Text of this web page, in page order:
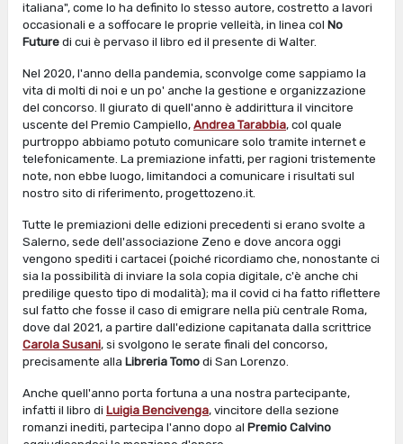
italiana", come lo ha definito lo stesso autore, costretto a lavori
occasionali e a soffocare le proprie velleità, in linea col No
Future di cui è pervaso il libro ed il presente di Walter.
Nel 2020, l'anno della pandemia, sconvolge come sappiamo la
vita di molti di noi e un po' anche la gestione e organizzazione
del concorso. Il giurato di quell'anno è addirittura il vincitore
uscente del Premio Campiello, Andrea Tarabbia, col quale
purtroppo abbiamo potuto comunicare solo tramite internet e
telefonicamente. La premiazione infatti, per ragioni tristemente
note, non ebbe luogo, limitandoci a comunicare i risultati sul
nostro sito di riferimento, progettozeno.it.
Tutte le premiazioni delle edizioni precedenti si erano svolte a
Salerno, sede dell'associazione Zeno e dove ancora oggi
vengono spediti i cartacei (poiché ricordiamo che, nonostante ci
sia la possibilità di inviare la sola copia digitale, c'è anche chi
predilige questo tipo di modalità); ma il covid ci ha fatto riflettere
sul fatto che fosse il caso di emigrare nella più centrale Roma,
dove dal 2021, a partire dall'edizione capitanata dalla scrittrice
Carola Susani, si svolgono le serate finali del concorso,
precisamente alla Libreria Tomo di San Lorenzo.
Anche quell'anno porta fortuna a una nostra partecipante,
infatti il libro di Luigia Bencivenga, vincitore della sezione
romanzi inediti, partecipa l'anno dopo al Premio Calvino